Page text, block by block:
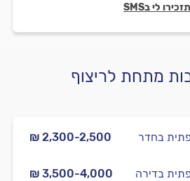
תזכירו לי בSMS
מתחת לריצוף
₪ 2,300-2,500 בחדר
₪ 3,500-4,000 בדירה